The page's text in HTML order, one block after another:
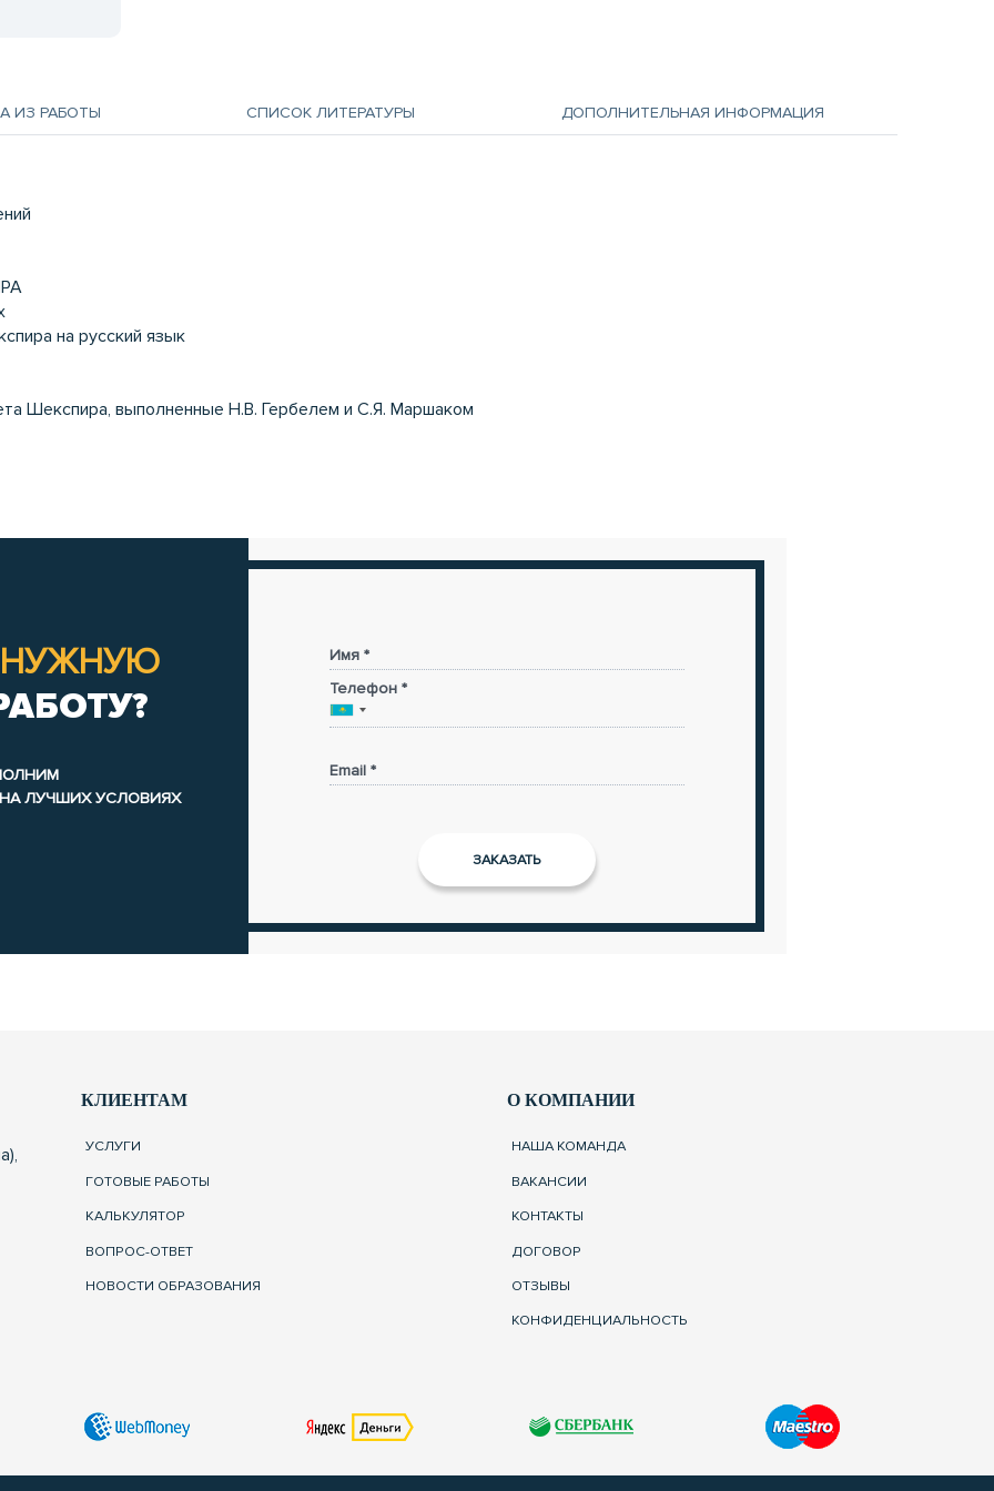
ИЗ РАБОТЫ СПИСОК ЛИТЕРАТУРЫ ДОПОЛНИТЕЛЬНАЯ ИНФОРМАЦИЯ
на русский язык
Шекспира, выполненные Н.В. Гербелем и С.Я. Маршаком
НУЖНУЮ
ЛУЧШИХ УСЛОВИЯХ
Имя *
Телефон *
Email *
КЛИЕНТАМ
УСЛУГИ
ГОТОВЫЕ РАБОТЫ
КАЛЬКУЛЯТОР
ВОПРОС-ОТВЕТ
НОВОСТИ ОБРАЗОВАНИЯ
О КОМПАНИИ
НАША КОМАНДА
ВАКАНСИИ
КОНТАКТЫ
ДОГОВОР
ОТЗЫВЫ
КОНФИДЕНЦИАЛЬНОСТЬ